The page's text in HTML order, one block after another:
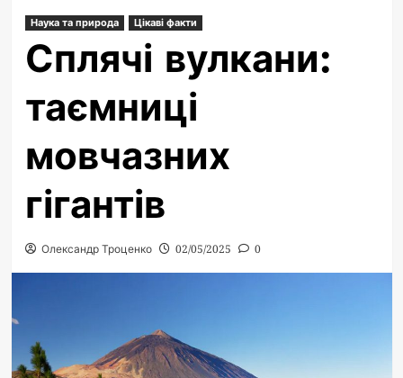
Наука та природа Цікаві факти
Сплячі вулкани:
таємниці
мовчазних
гігантів
Олександр Троценко 02/05/2025 0